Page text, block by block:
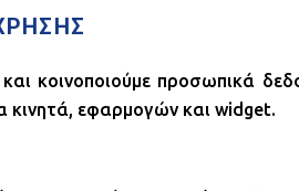
κοινοποιούμε προσωπικά
κινητά, εφαρμογών και widget.